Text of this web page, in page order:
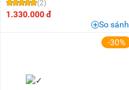
(2)
1.330.000 đ
So sánh
-30%